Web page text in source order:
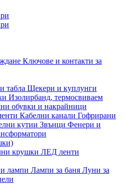
Ключове и контакти за
табла Щекери и куплунги
Изолирбанд, термосвиваем
обувки и накрайници
Кабелни канали Гофрирани
кутии Звънци Фенери и
крушки ЛЕД ленти
лампи Лампи за баня Луни за